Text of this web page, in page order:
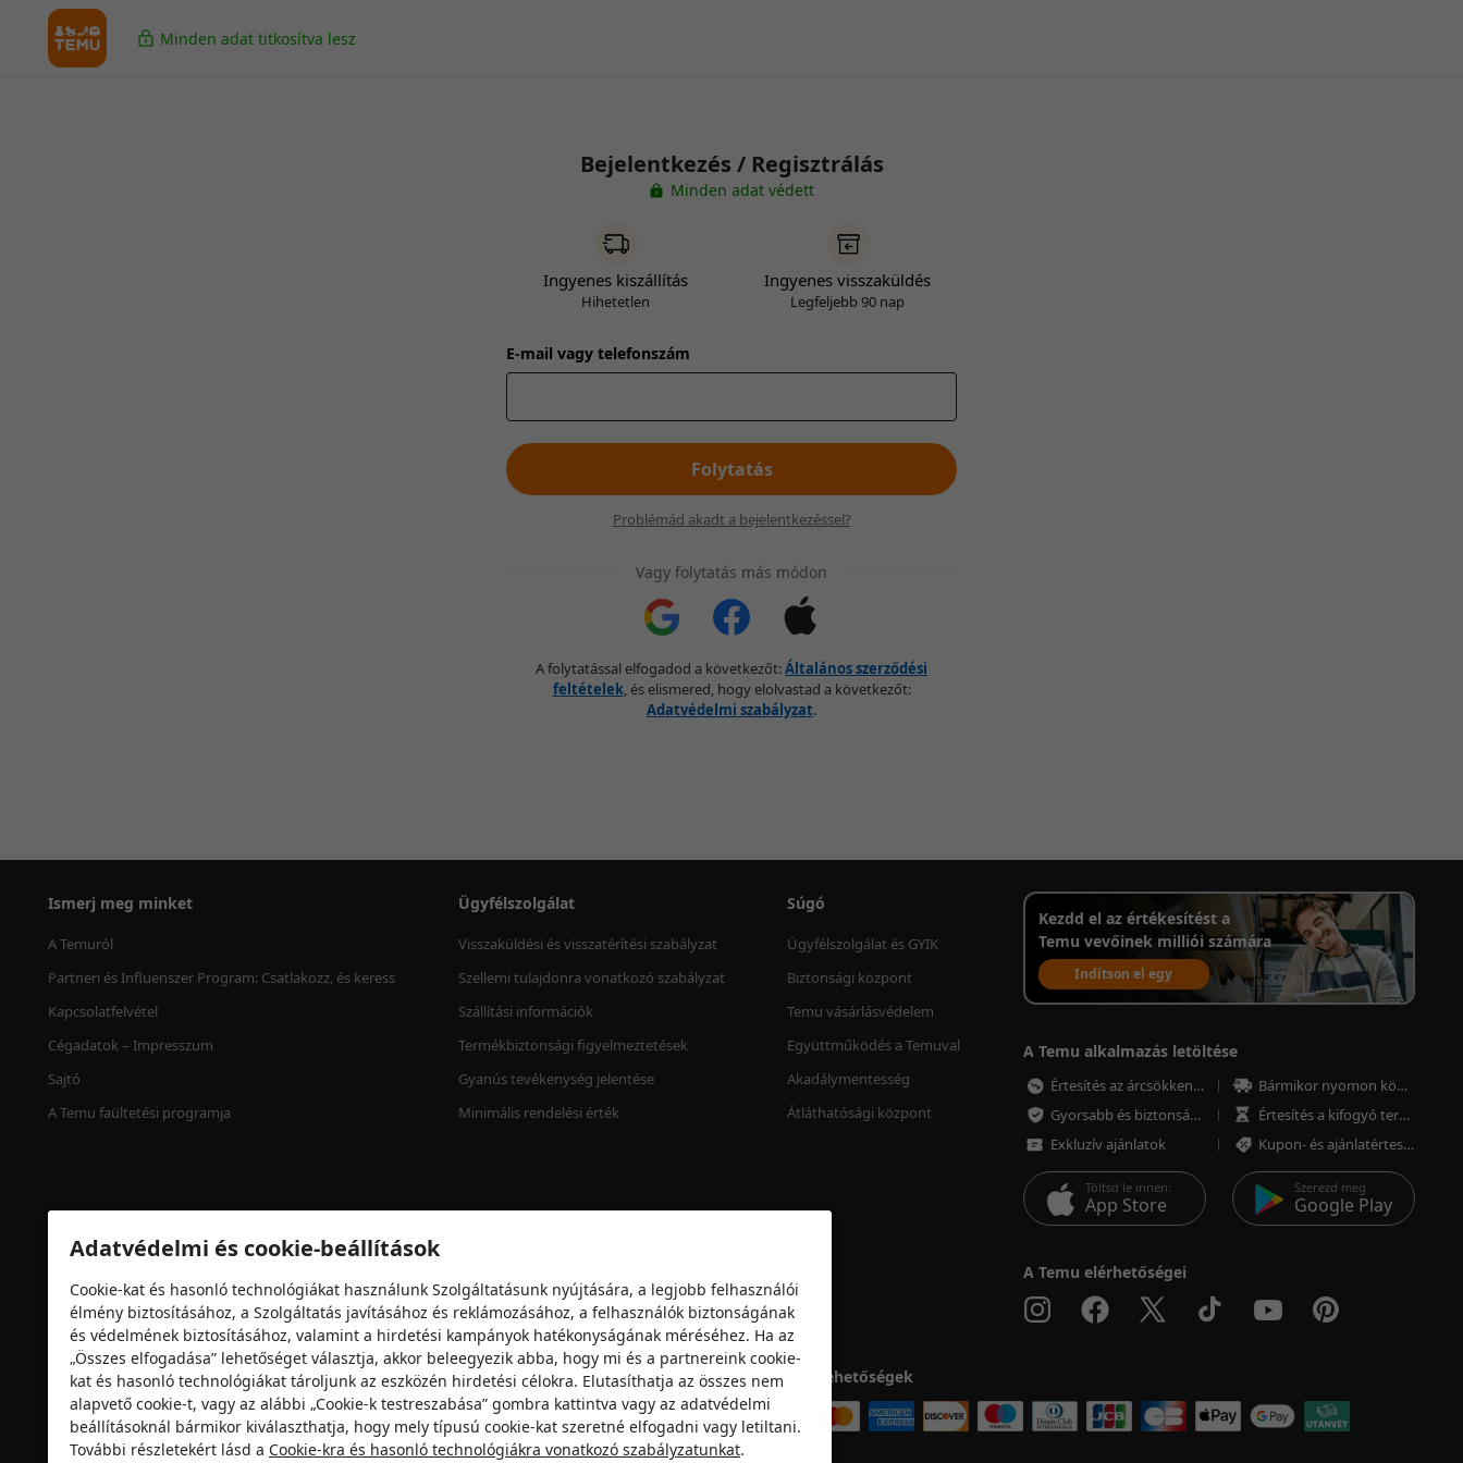
Minden adat titkosítva lesz
Bejelentkezés / Regisztrálás
Minden adat védett
Ingyenes kiszállítás
Hihetetlen
Ingyenes visszaküldés
Legfeljebb 90 nap
E-mail vagy telefonszám
Folytatás
Problémád akadt a bejelentkezéssel?
Vagy folytatás más módon
A folytatással elfogadod a következőt:Általános szerződési
feltételek, és elismered, hogy elolvastad a következőt:
Adatvédelmi szabályzat.
Ismerj meg minket
A Temuról
Partneri és Influenszer Program: Csatlakozz, és keress
Kapcsolatfelvétel
Cégadatok – Impresszum
Sajtó
A Temu faültetési programja
Ügyfélszolgálat
Visszaküldési és visszatérítési szabályzat
Szellemi tulajdonra vonatkozó szabályzat
Szállítási információk
Termékbiztonsági figyelmeztetések
Gyanús tevékenység jelentése
Minimális rendelési érték
Súgó
Ügyfélszolgálat és GYIK
Biztonsági központ
Temu vásárlásvédelem
Együttműködés a Temuval
Akadálymentesség
Átláthatósági központ
Kezdd el az értékesítést a
Temu vevőinek milliói számára
Indítson el egy
értékesítési fiókot
A Temu alkalmazás letöltése
Értesítés az árcsökkenésről
Bármikor nyomon követheted a megrendeléseket
Gyorsabb és biztonságosabb fizetés
Értesítés a kifogyó termékekről
Exkluzív ajánlatok
Kupon- és ajánlatértesítések
Töltsd le innen:
App Store
Szerezd meg
Google Play
A Temu elérhetőségei
Biztonsági tanúsítvány Fizetési lehetőségek
Adatvédelmi és cookie-beállítások
Cookie-kat és hasonló technológiákat használunk Szolgáltatásunk nyújtására, a legjobb felhasználói
élmény biztosításához, a Szolgáltatás javításához és reklámozásához, a felhasználók biztonságának
és védelmének biztosításához, valamint a hirdetési kampányok hatékonyságának méréséhez. Ha az
„Összes elfogadása” lehetőséget választja, akkor beleegyezik abba, hogy mi és a partnereink cookie-
kat és hasonló technológiákat tároljunk az eszközén hirdetési célokra. Elutasíthatja az összes nem
alapvető cookie-t, vagy az alábbi „Cookie-k testreszabása” gombra kattintva vagy az adatvédelmi
beállításoknál bármikor kiválaszthatja, hogy mely típusú cookie-kat szeretné elfogadni vagy letiltani.
További részletekért lásd a Cookie-kra és hasonló technológiákra vonatkozó szabályzatunkat.